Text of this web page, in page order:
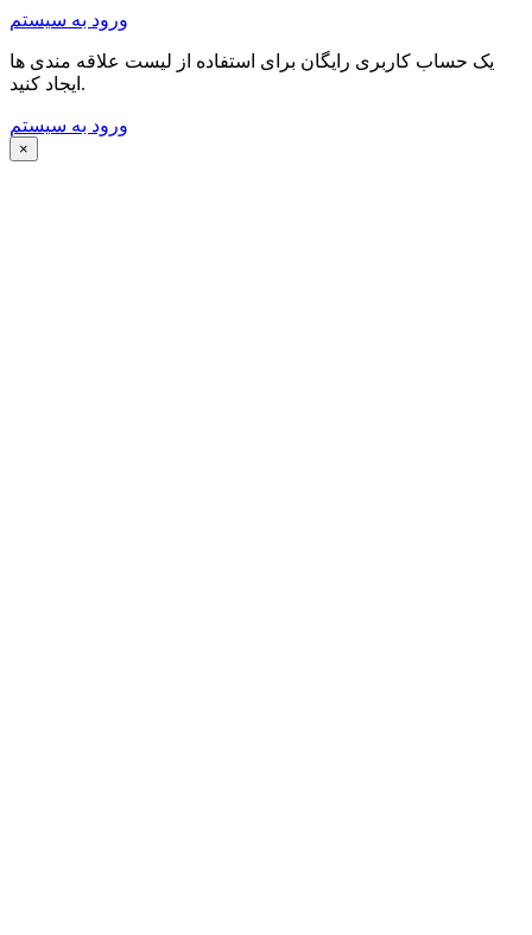
ورود به سیستم
یک حساب کاربری رایگان برای استفاده از لیست علاقه مندی ها
ایجاد کنید.
ورود به سیستم
×